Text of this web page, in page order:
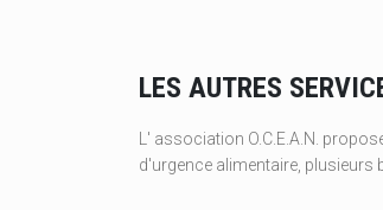
LES AUTRES
L' association O.C.E.A.N.
d'urgence alimentaire, plusieurs